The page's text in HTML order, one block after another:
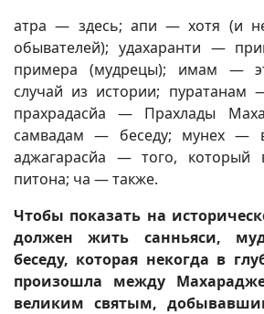
атра — здесь; апи — хотя (и
обывателей); удахаранти —
примера (мудрецы); имам —
случай из истории; пуратанам
прахрадасйа — Прахлады
самвадам — беседу; мунех —
аджагарасйа — того, который
питона; ча — также.
Чтобы показать на
должен жить санньяси,
беседу, которая некогда в
произошла между
великим святым,